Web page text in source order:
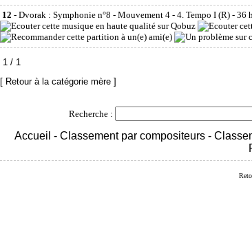
12 - Dvorak : Symphonie n°8 - Mouvement 4 - 4. Tempo I (R) - 36
1 / 1
[ Retour à la catégorie mère ]
Recherche :
Accueil - Classement par compositeurs -